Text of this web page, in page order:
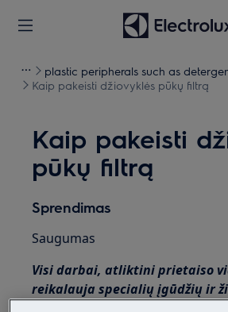
plastic peripherals such as
Kaip pakeisti džiovyklės pūkų filtrą
Kaip pakeisti
pūkų filtrą
Sprendimas
Saugumas
Visi darbai, atliktini prietaiso
reikalauja specialių įgūdžių ir